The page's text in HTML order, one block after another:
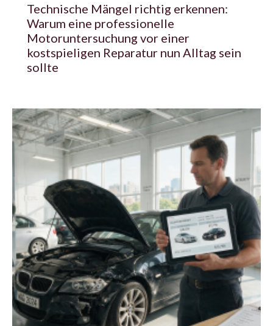
Technische Mängel richtig erkennen:
Warum eine professionelle
Motoruntersuchung vor einer
kostspieligen Reparatur nun Alltag sein
sollte